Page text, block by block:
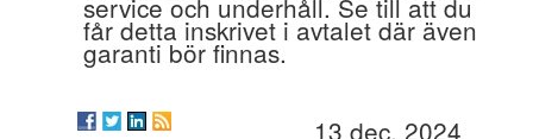
får detta inskrivet i avtalet där även
garanti bör finnas.
13 dec. 2024